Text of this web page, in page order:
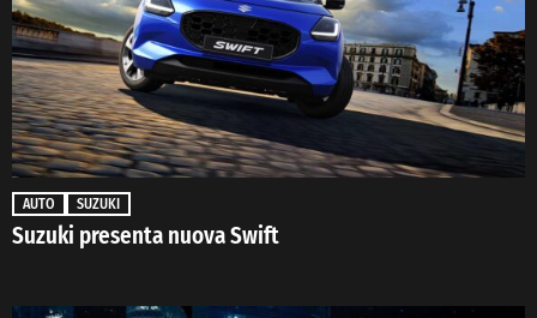
AUTO SUZUKI
Suzuki presenta nuova Swift